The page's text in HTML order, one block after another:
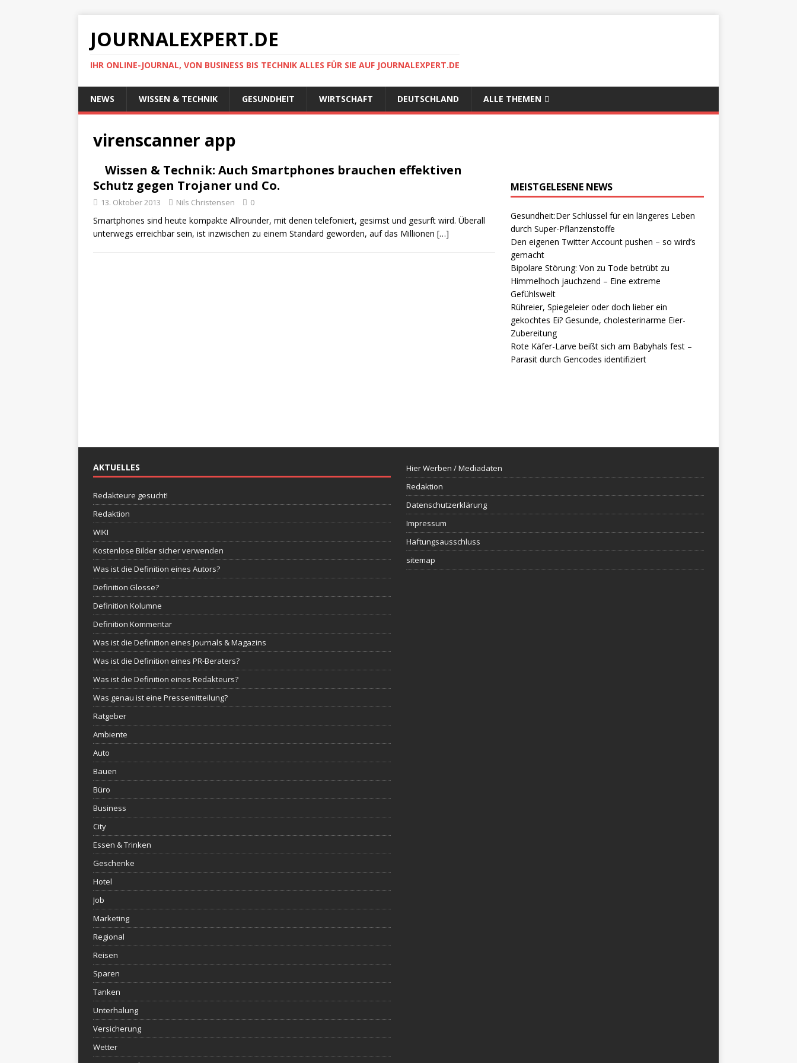
JOURNALEXPERT.DE
IHR ONLINE-JOURNAL, VON BUSINESS BIS TECHNIK ALLES FÜR SIE AUF JOURNALEXPERT.DE
NEWS WISSEN & TECHNIK GESUNDHEIT WIRTSCHAFT DEUTSCHLAND ALLE THEMEN
virenscanner app
Wissen & Technik: Auch Smartphones brauchen effektiven
Schutz gegen Trojaner und Co.
13. Oktober 2013 Nils Christensen 0
Smartphones sind heute kompakte Allrounder, mit denen telefoniert, gesimst und gesurft wird. Überall
unterwegs erreichbar sein, ist inzwischen zu einem Standard geworden, auf das Millionen […]
MEISTGELESENE NEWS
Gesundheit:Der Schlüssel für ein längeres Leben
durch Super-Pflanzenstoffe
Den eigenen Twitter Account pushen – so wird’s
gemacht
Bipolare Störung: Von zu Tode betrübt zu
Himmelhoch jauchzend – Eine extreme
Gefühlswelt
Rühreier, Spiegeleier oder doch lieber ein
gekochtes Ei? Gesunde, cholesterinarme Eier-
Zubereitung
Rote Käfer-Larve beißt sich am Babyhals fest –
Parasit durch Gencodes identifiziert
AKTUELLES
Redakteure gesucht!
Redaktion
WIKI
Kostenlose Bilder sicher verwenden
Was ist die Definition eines Autors?
Definition Glosse?
Definition Kolumne
Definition Kommentar
Was ist die Definition eines Journals & Magazins
Was ist die Definition eines PR-Beraters?
Was ist die Definition eines Redakteurs?
Was genau ist eine Pressemitteilung?
Ratgeber
Ambiente
Auto
Bauen
Büro
Business
City
Essen & Trinken
Geschenke
Hotel
Job
Marketing
Regional
Reisen
Sparen
Tanken
Unterhalung
Versicherung
Wetter
Hier Werben / Mediadaten
Redaktion
Datenschutzerklärung
Impressum
Haftungsausschluss
sitemap